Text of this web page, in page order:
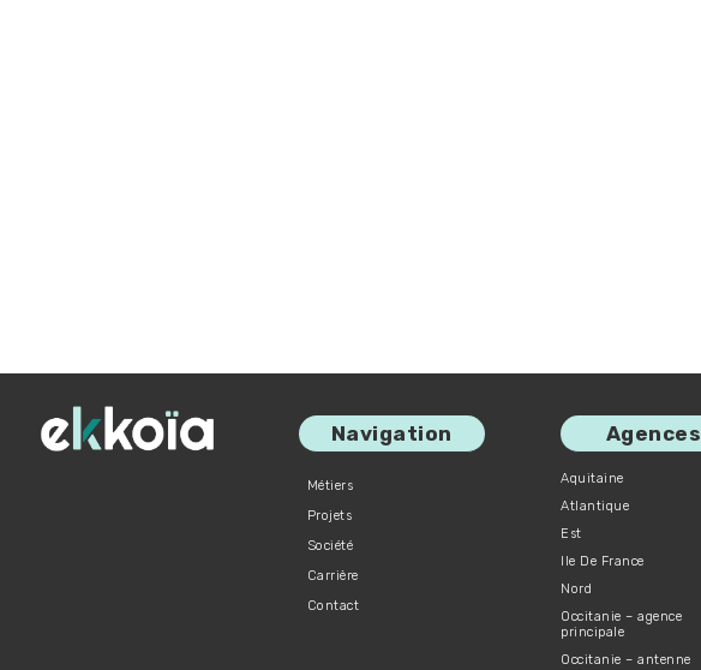
Navigation
Métiers
Projets
Société
Carrière
Contact
Agences
Aquitaine
Atlantique
Est
Ile De France
Nord
Occitanie – agence
principale
Occitanie – antenne